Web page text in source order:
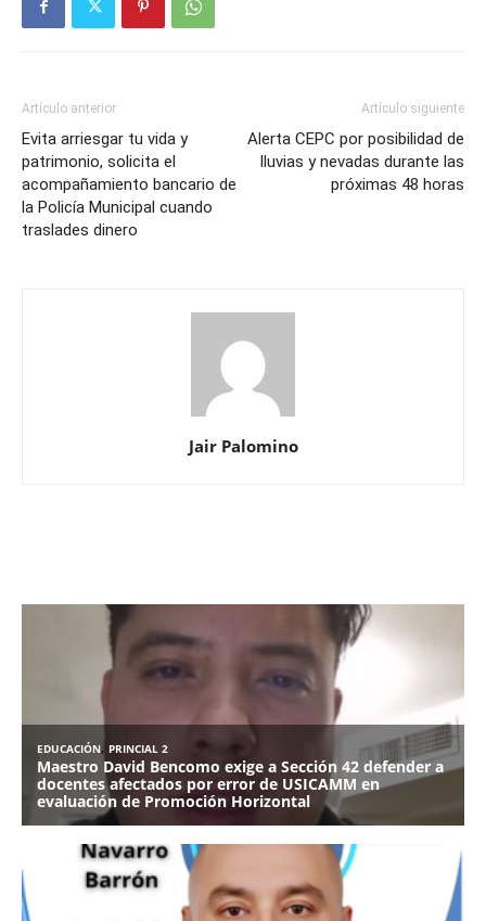
Artículo anterior
Evita arriesgar tu vida y
patrimonio, solicita el
acompañamiento bancario de
la Policía Municipal cuando
traslades dinero
Artículo siguiente
Alerta CEPC por posibilidad de
lluvias y nevadas durante las
próximas 48 horas
Jair Palomino